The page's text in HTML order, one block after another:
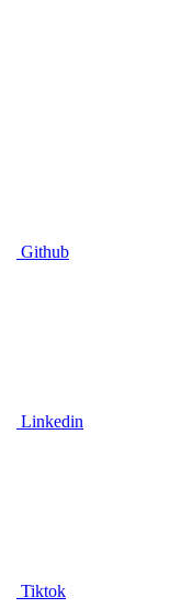
Github
Linkedin
Tiktok